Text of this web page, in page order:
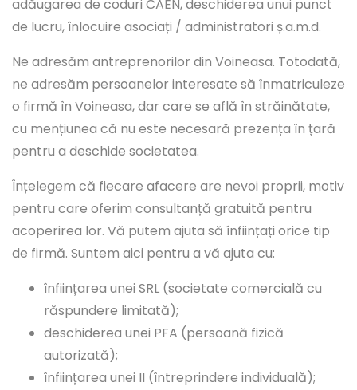
adăugarea de coduri CAEN, deschiderea unui punct
de lucru, înlocuire asociați / administratori ș.a.m.d.
Ne adresăm antreprenorilor din Voineasa. Totodată,
ne adresăm persoanelor interesate să înmatriculeze
o firmă în Voineasa, dar care se află în străinătate,
cu mențiunea că nu este necesară prezența în țară
pentru a deschide societatea.
Înțelegem că fiecare afacere are nevoi proprii, motiv
pentru care oferim consultanță gratuită pentru
acoperirea lor. Vă putem ajuta să înființați orice tip
de firmă. Suntem aici pentru a vă ajuta cu:
înființarea unei SRL (societate comercială cu
răspundere limitată);
deschiderea unei PFA (persoană fizică
autorizată);
înființarea unei II (întreprindere individuală);